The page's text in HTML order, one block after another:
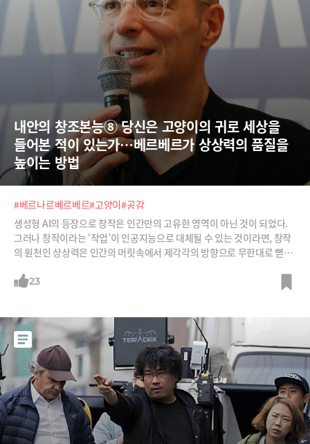
내안의 창조본능⑧ 당신은 고양이의 귀로 세상을
들어본 적이 있는가…베르베르가 상상력의 품질을
높이는 방법
#베르나르베르베르#고양이#공감
생성형 AI의 등장으로 창작은 인간만의 고유한 영역이 아닌 것이 되었다.
그러나 창작이라는 ‘작업’이 인공지능으로 대체될 수 있는 것이라면, 창작
의 원천인 상상력은 인간의 머릿속에서 제각각의 방향으로 무한대로 뻗어
는 것은 상상력의 품질이다. 지금껏 누구도 생각해내지 못했던 나만의 독
로 벌써 30년째 꾸준히 작품을 내놓으며 특히 한국에서 가장 많은 사랑을
받았던 작가다. 그의 문학적 성취에 대해선 의견이 엇갈릴 수 있겠지만 그
가 탁월한 상상력의 소유자임을 인정하지 않을 순 없다. 개미와 고양이, 천
사의 눈으로 세상을 바라보고 내면의 세계와 영계, 우주, 잠의 세계까지, 경
계와 시공간을 넘나들며 탐험하는 그의 상상력은 한계가 없다.AI가 내 다
음 소설을 쓸 순
23